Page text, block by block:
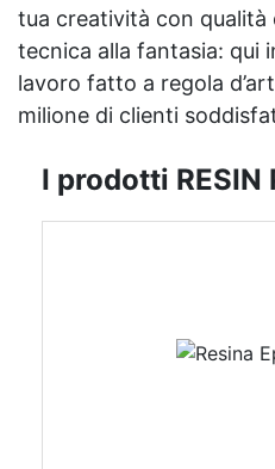
tua creatività con qualità
tecnica alla fantasia: qui
lavoro fatto a regola
milione di clienti
I prodotti RESIN